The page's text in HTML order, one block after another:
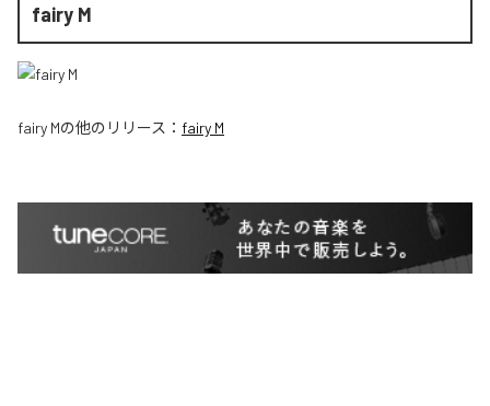
fairy M
fairy Mの他のリリース： fairy M